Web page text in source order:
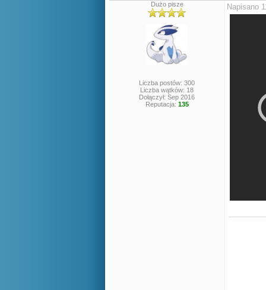
Dużo pisze
Liczba postów: 300
Liczba wątków: 18
Dołączył: Sep 2016
Reputacja: 135
Napisano